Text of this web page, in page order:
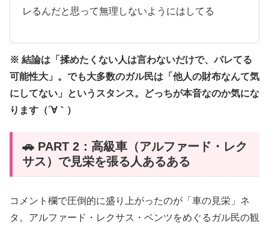
レるんだと思って無理しないようにはしてる
※ 結論は「揉めたくない人は言わないだけで、バレてる
可能性大」。でも大多数のガル民は「他人の財布なんて気
にしてない」というスタンス。どっちが本音なのか気にな
ります（´∀｀）
🚗 PART 2：高級車（アルファード・レク
サス）で見栄を張る人あるある
コメント欄で圧倒的に盛り上がったのが「車の見栄」ネ
タ。アルファード・レクサス・ベンツをめぐるガル民の観